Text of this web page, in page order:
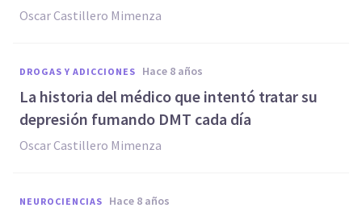
Oscar Castillero Mimenza
DROGAS Y ADICCIONES hace 8 años
La historia del médico que intentó tratar su
depresión fumando DMT cada día
Oscar Castillero Mimenza
NEUROCIENCIAS hace 8 años